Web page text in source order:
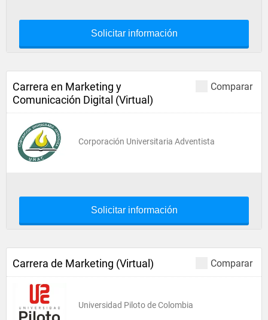
Solicitar información
Comparar
Carrera en Marketing y
Comunicación Digital (Virtual)
Corporación Universitaria Adventista
Solicitar información
Comparar
Carrera de Marketing (Virtual)
Universidad Piloto de Colombia